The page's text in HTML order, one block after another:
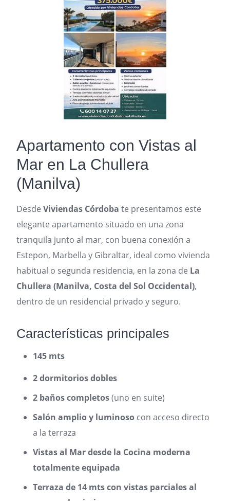
Apartamento con Vistas al
Mar en La Chullera
(Manilva)
Desde Viviendas Córdoba te presentamos este
elegante apartamento situado en una zona
tranquila junto al mar, con buena conexión a
Estepon, Marbella y Gibraltar, ideal como vivienda
habitual o segunda residencia, en la zona de La
Chullera (Manilva, Costa del Sol Occidental),
dentro de un residencial privado y seguro.
Características principales
145 mts
2 dormitorios dobles
2 baños completos(uno en suite)
Salón amplio y luminoso con acceso directo
a la terraza
Vistas al Mar desde la Cocina moderna
totalmente equipada
Terraza de 14 mts con vistas parciales al